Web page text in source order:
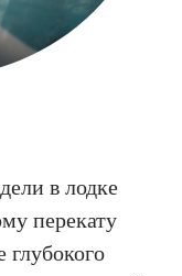
в лодке
перекату
глубокого